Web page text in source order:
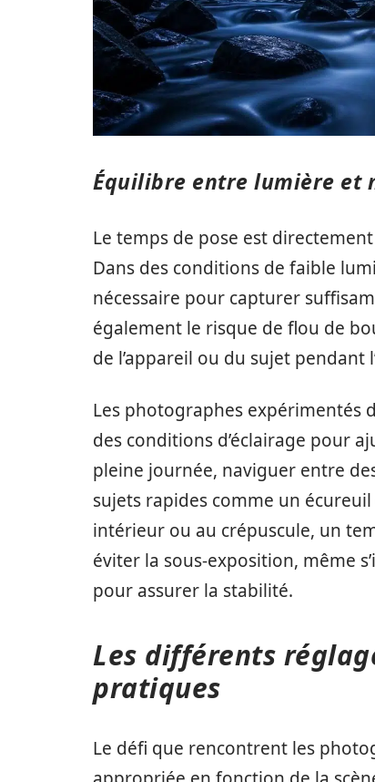
Équilibre entre lumière et
Le temps de pose est
Dans des conditions de faible
nécessaire pour capturer
également le risque de flou de
de l’appareil ou du sujet pendant
Les photographes expérimentés
des conditions d’éclairage pour
pleine journée, naviguer entre
sujets rapides comme un
intérieur ou au crépuscule, un
éviter la sous-exposition, même
pour assurer la stabilité.
Les différents
pratiques
Le défi que rencontrent les